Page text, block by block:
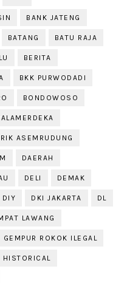
BANK JATENG
BATANG BATU RAJA
BERITA
BKK PURWODADI
BONDOWOSO
ASEMRUDUNG
DAERAH
DELI DEMAK
DIY DKI JAKARTA DL
LAWANG
GEMPUR ROKOK ILEGAL
HISTORICAL